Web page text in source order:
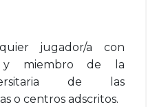
jugador/a con
y miembro de la
de las
o centros adscritos.